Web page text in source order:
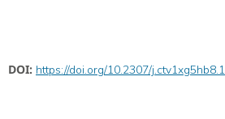
DOI: https://doi.org/10.2307/j.ctv1xg5hb8.1